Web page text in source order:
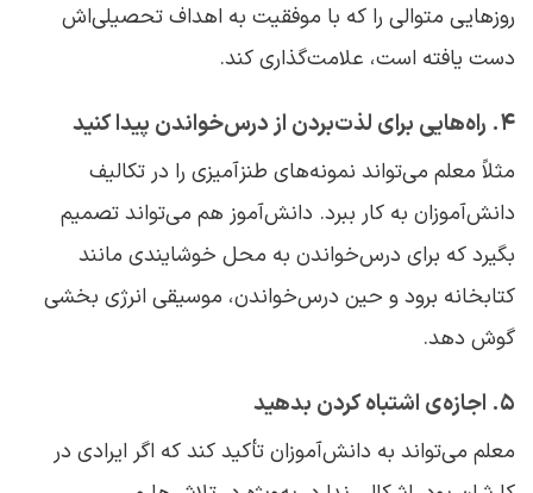
روزهایی متوالی را که با موفقیت به اهداف تحصیلی‌اش
دست‌ یافته است، علامت‌گذاری کند.
۴. راه‌هایی برای لذت‌بردن از درس‌خواندن پیدا کنید
مثلاً معلم می‌تواند نمونه‌های طنزآمیزی را در تکالیف
دانش‌آموزان به‌ کار ببرد. دانش‌آموز هم می‌تواند تصمیم
بگیرد که برای درس‌خواندن به محل خوشایندی مانند
کتابخانه برود و حین درس‌خواندن، موسیقی انرژی بخشی
گوش دهد.
۵. اجازه‌ی اشتباه کردن بدهید
معلم می‌تواند به دانش‌آموزان تأکید کند که اگر ایرادی در